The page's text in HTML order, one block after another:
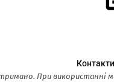
Контакти
При використанні